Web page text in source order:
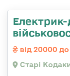
Електрик-
від 20000
Старі